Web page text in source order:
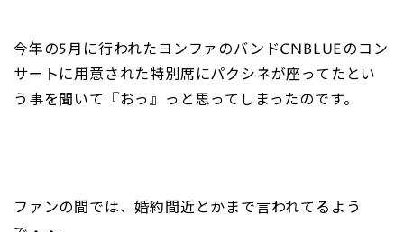
今年の5月に行われたヨンファのバンドCNBLUEのコン
サートに用意された特別席にパクシネが座ってたとい
う事を聞いて『おっ』っと思ってしまったのです。
ファンの間では、婚約間近とかまで言われてるよう